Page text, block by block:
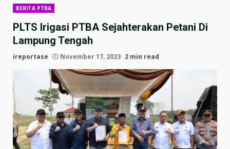
BERITA PTBA
PLTS Irigasi PTBA Sejahterakan Petani Di
Lampung Tengah
ireportase November 17, 2023 2 min read